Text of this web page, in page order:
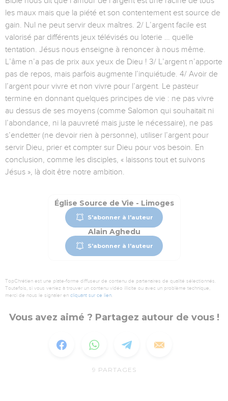
les maux mais que la piété et son contentement est source de
gain. Nul ne peut servir deux maîtres. 2/ L’argent facile est
valorisé par différents jeux télévisés ou loterie … quelle
tentation. Jésus nous enseigne à renoncer à nous même.
L’âme n’a pas de prix aux yeux de Dieu ! 3/ L’argent n’apporte
pas de repos, mais parfois augmente l’inquiétude. 4/ Avoir de
l’argent pour vivre et non vivre pour l’argent. Le pasteur
termine en donnant quelques principes de vie : ne pas vivre
au dessus de ses moyens (comme Salomon qui souhaitait ni
l’abondance, ni la pauvreté mais juste le nécessaire), ne pas
s’endetter (ne devoir rien à personne), utiliser l’argent pour
servir Dieu, prier et compter sur Dieu pour vos besoin. En
conclusion, comme les disciples, « laissons tout et suivons
Jésus », là doit être notre ambition.
Église Source de Vie - Limoges
S'abonner à l'auteur
Alain Aghedu
S'abonner à l'auteur
TopChrétien est une plate-forme diffuseur de contenu de partenaires de qualité sélectionnés.
Toutefois, si vous veniez à trouver un contenu vidéo illicite ou avec un problème technique,
merci de nous le signaler en cliquant sur ce lien.
Vous avez aimé ? Partagez autour de vous !
9 PARTAGES